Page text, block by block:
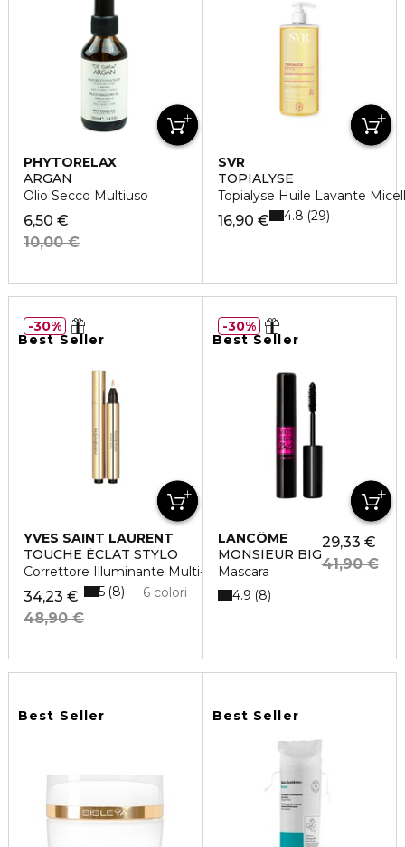
PHYTORELAX
ARGAN
Olio Secco Multiuso
6,50 €
10,00 €
SVR
TOPIALYSE
Topialyse Huile Lavante
16,90 € 4.8 29
Best Seller
YVES SAINT LAURENT
TOUCHE ÉCLAT STYLO
Correttore Illuminante Multi-Uso
34,23 €
48,90 €
6 colori
5 8
30%
Best Seller
LANCÔME
MONSIEUR BIG
Mascara
29,33 €
41,90 €
4.9 8
30%
Best Seller Best Seller